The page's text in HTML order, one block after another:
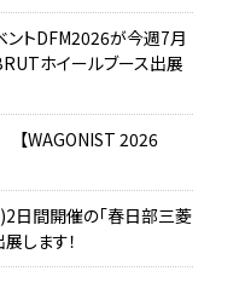
ントDFM2026が今週7月
ホイールブース出展
【WAGONIST 2026
日間開催の「春日部三菱
します！